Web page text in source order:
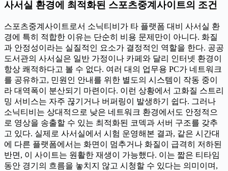
사서실 환경에 최적화된 스포츠중계사이트의 조건
스포츠중계사이트로서 소닉티비가 타 플랫폼 대비 사서실 환
경에 특히 적합한 이유는 단순히 비용 문제만이 아니다. 화질
과 안정성이라는 실질적인 요소가 결정적인 역할을 한다. 공공
도서관의 사서실은 일반 가정이나 카페와 달리 인터넷 환경이
항상 쾌적하다고 볼 수 없다. 여러 대의 업무용 PC가 네트워크
를 공유하고, 민원인 안내를 위한 별도의 시스템이 작동 중이
라 대역폭이 분산되기 마련이다. 이런 상황에서 고화질 스트리
밍 서비스는 자주 끊기거나 버퍼링이 발생하기 쉽다. 그러나
소닉티비는 상대적으로 낮은 네트워크 환경에서도 안정적으
로 영상을 송출할 수 있는 최적화된 코덱과 서버 구조를 갖추
고 있다. 실제로 사서실에서 시험 운영해본 결과, 같은 시간대
에 다른 플랫폼에서는 화면이 멈추거나 화질이 급격히 저하된
반면, 이 사이트는 원활한 재생이 가능했다. 이는 짧은 티타임
동안 경기의 흐름을 놓치지 않고 시청할 수 있다는 의미이며,